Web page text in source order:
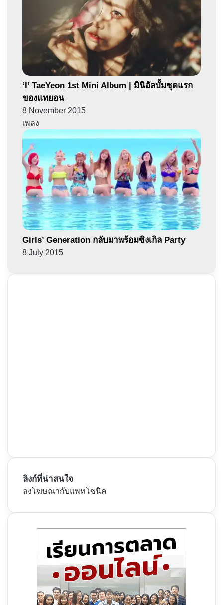
‘I’ TaeYeon 1st Mini Album | มินิอัลบั้มชุดแรก
ของแทยอน
8 November 2015
เพลง
Girls’ Generation กลับมาพร้อมซิงเกิล Party
8 July 2015
ลิงก์ที่น่าสนใจ
ลงโฆษณากับแพทโซนิค